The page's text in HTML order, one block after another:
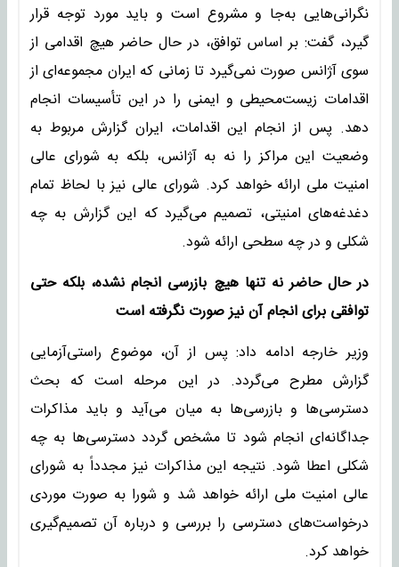
نگرانی‌هایی به‌جا و مشروع است و باید مورد توجه قرار
گیرد، گفت: بر اساس توافق، در حال حاضر هیچ اقدامی از
سوی آژانس صورت نمی‌گیرد تا زمانی که ایران مجموعه‌ای از
اقدامات زیست‌محیطی و ایمنی را در این تأسیسات انجام
دهد. پس از انجام این اقدامات، ایران گزارش مربوط به
وضعیت این مراکز را نه به آژانس، بلکه به شورای عالی
امنیت ملی ارائه خواهد کرد. شورای عالی نیز با لحاظ تمام
دغدغه‌های امنیتی، تصمیم می‌گیرد که این گزارش به چه
شکلی و در چه سطحی ارائه شود.
در حال حاضر نه تنها هیچ بازرسی انجام نشده، بلکه حتی
توافقی برای انجام آن نیز صورت نگرفته است
وزیر خارجه ادامه داد: پس از آن، موضوع راستی‌آزمایی
گزارش مطرح می‌گردد. در این مرحله است که بحث
دسترسی‌ها و بازرسی‌ها به میان می‌آید و باید مذاکرات
جداگانه‌ای انجام شود تا مشخص گردد دسترسی‌ها به چه
شکلی اعطا شود. نتیجه این مذاکرات نیز مجدداً به شورای
عالی امنیت ملی ارائه خواهد شد و شورا به صورت موردی
درخواست‌های دسترسی را بررسی و درباره آن تصمیم‌گیری
خواهد کرد.